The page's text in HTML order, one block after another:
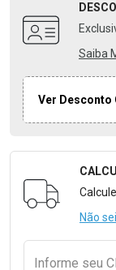
Saiba
Ver Desconto
Formulário
Não
Informe seu